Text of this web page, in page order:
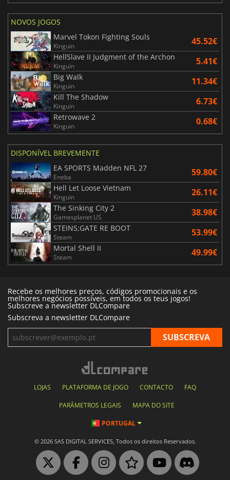
NOVOS JOGOS
Marvel Tokon Fighting Souls
Kinguin 45.52€
HellSlave II Judgment of the Archon
Kinguin 5.41€
Big Walk
Kinguin 11.34€
Kill The Shadow
Kinguin 6.73€
Retrowave 2
Kinguin 0.68€
DISPONÍVEL BREVEMENTE
EA SPORTS Madden NFL 27
Eneba 59.80€
Hell Let Loose Vietnam
Kinguin 26.11€
The Sinking City 2
Gamesplanet US 38.98€
STEINS;GATE RE BOOT
Steam 53.99€
Mortal Shell II
Steam 49.99€
Recebe os melhores preços, códigos promocionais e os
melhores negócios possíveis, em todos os teus jogos!
Subscreve a newsletter DLCompare
Subscreva a newsletter DLCompare
LOJAS PLATAFORMA DE JOGO CONTACTO FAQ
PARÂMETROS LEGAIS MAPA DO SITE
PORTUGAL
© 2026 SAS DIGITAL SERVICES, Todos os direitos Reservados.